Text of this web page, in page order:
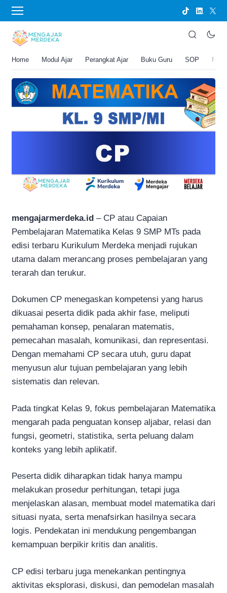
Home Modul Ajar Perangkat Ajar Buku Guru SOP
BERANDA
CP Matematika Kelas 9 SMP/MTs
3 Februari 2026 11:32 am . 2 menit membaca
mengajarmerdeka.id – CP atau Capaian
Pembelajaran Matematika Kelas 9 SMP MTs pada
edisi terbaru Kurikulum Merdeka menjadi rujukan
utama dalam merancang proses pembelajaran yang
terarah dan terukur.
Dokumen CP menegaskan kompetensi yang harus
dikuasai peserta didik pada akhir fase, meliputi
pemahaman konsep, penalaran matematis,
pemecahan masalah, komunikasi, dan representasi.
Dengan memahami CP secara utuh, guru dapat
menyusun alur tujuan pembelajaran yang lebih
sistematis dan relevan.
Pada tingkat Kelas 9, fokus pembelajaran Matematika
mengarah pada penguatan konsep aljabar, relasi dan
fungsi, geometri, statistika, serta peluang dalam
konteks yang lebih aplikatif.
Peserta didik diharapkan tidak hanya mampu
melakukan prosedur perhitungan, tetapi juga
menjelaskan alasan, membuat model matematika dari
situasi nyata, serta menafsirkan hasilnya secara
logis. Pendekatan ini mendukung pengembangan
kemampuan berpikir kritis dan analitis.
CP edisi terbaru juga menekankan pentingnya
aktivitas eksplorasi, diskusi, dan pemodelan masalah